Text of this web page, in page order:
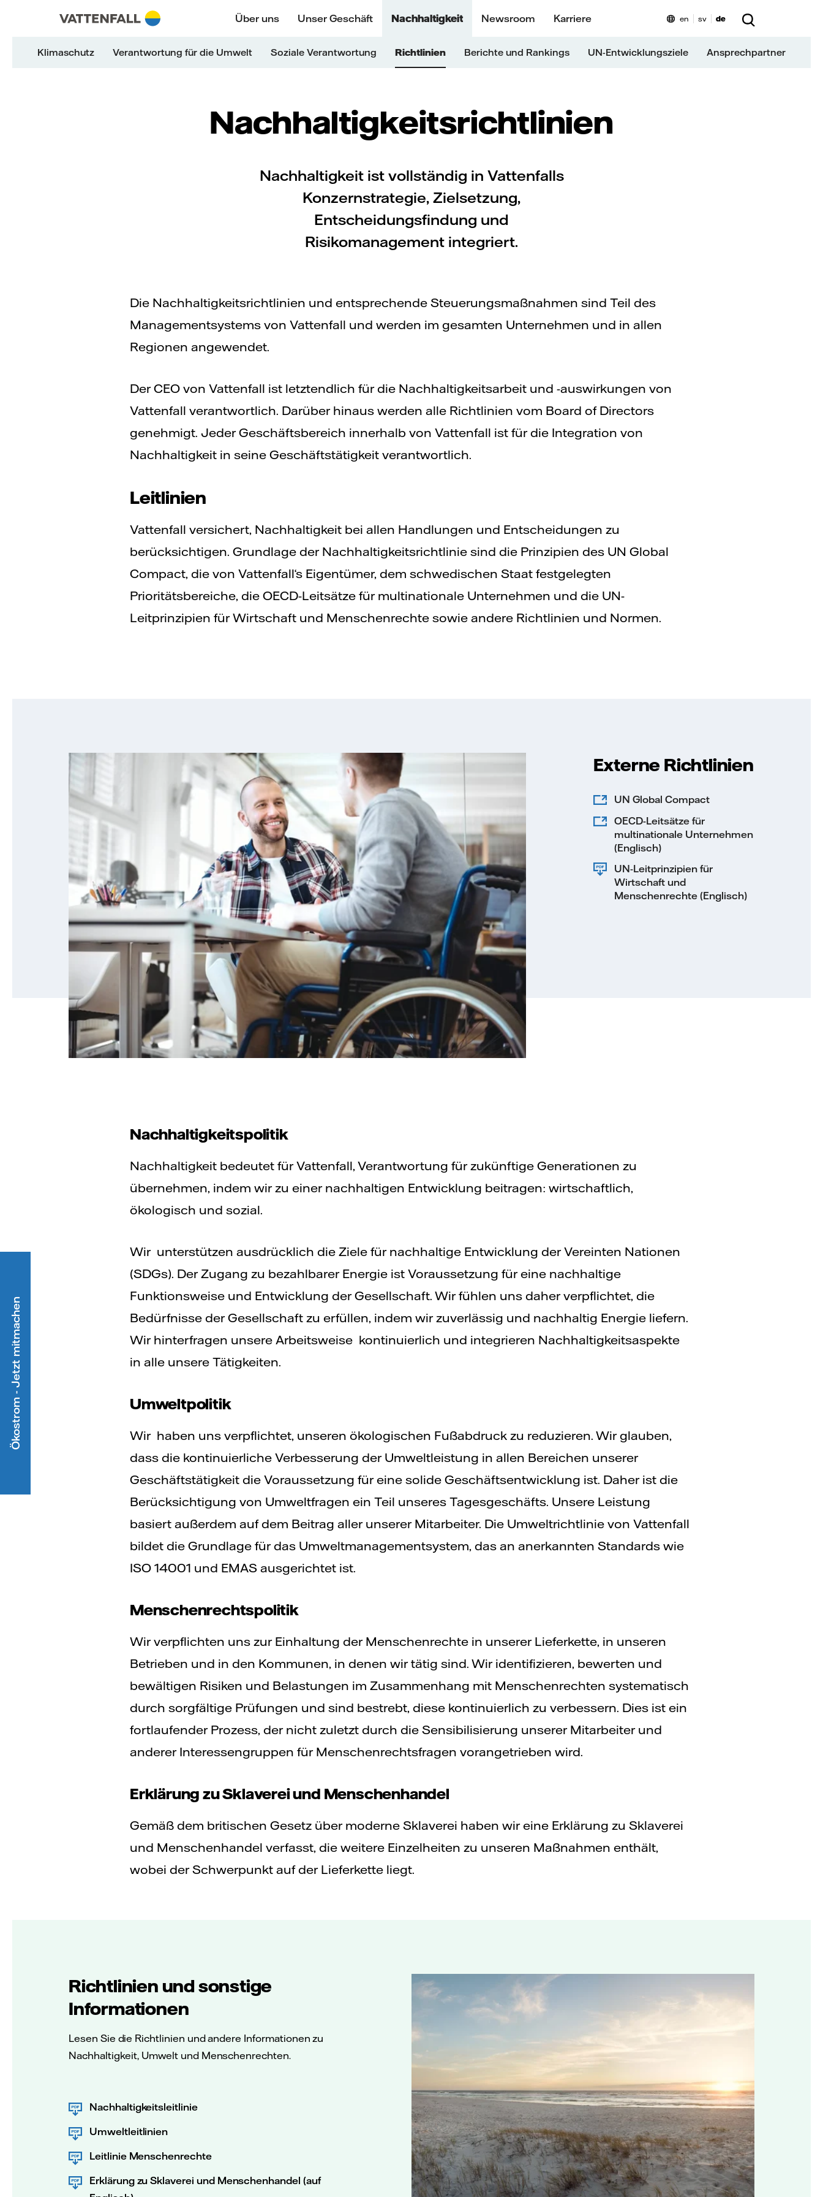
Überspringen
Zurück zur Hauptnavigation
Gehe zur Fußzeile Über uns Unser Geschäft Nachhaltigkeit Newsroom Karriere
Klimaschutz Verantwortung für die Umwelt Soziale Verantwortung Richtlinien Berichte und Rankings UN-Entwicklungsziele Ansprechpartner
en sv de
Nachhaltigkeitsrichtlinien
Nachhaltigkeit ist vollständig in Vattenfalls
Konzernstrategie, Zielsetzung,
Entscheidungsfindung und
Risikomanagement integriert.
Die Nachhaltigkeitsrichtlinien und entsprechende Steuerungsmaßnahmen sind Teil des
Managementsystems von Vattenfall und werden im gesamten Unternehmen und in allen
Regionen angewendet.
Der CEO von Vattenfall ist letztendlich für die Nachhaltigkeitsarbeit und -auswirkungen von
Vattenfall verantwortlich. Darüber hinaus werden alle Richtlinien vom Board of Directors
genehmigt. Jeder Geschäftsbereich innerhalb von Vattenfall ist für die Integration von
Nachhaltigkeit in seine Geschäftstätigkeit verantwortlich.
Leitlinien
Vattenfall versichert, Nachhaltigkeit bei allen Handlungen und Entscheidungen zu
berücksichtigen. Grundlage der Nachhaltigkeitsrichtlinie sind die Prinzipien des UN Global
Compact, die von Vattenfall‘s Eigentümer, dem schwedischen Staat festgelegten
Prioritätsbereiche, die OECD-Leitsätze für multinationale Unternehmen und die UN-
Leitprinzipien für Wirtschaft und Menschenrechte sowie andere Richtlinien und Normen.
Externe Richtlinien
UN Global Compact
OECD-Leitsätze für
multinationale Unternehmen
(Englisch)
UN-Leitprinzipien für
Wirtschaft und
Menschenrechte (Englisch)
Nachhaltigkeitspolitik
Nachhaltigkeit bedeutet für Vattenfall, Verantwortung für zukünftige Generationen zu
übernehmen, indem wir zu einer nachhaltigen Entwicklung beitragen: wirtschaftlich,
ökologisch und sozial.
Wir unterstützen ausdrücklich die Ziele für nachhaltige Entwicklung der Vereinten Nationen
(SDGs). Der Zugang zu bezahlbarer Energie ist Voraussetzung für eine nachhaltige
Funktionsweise und Entwicklung der Gesellschaft. Wir fühlen uns daher verpflichtet, die
Bedürfnisse der Gesellschaft zu erfüllen, indem wir zuverlässig und nachhaltig Energie liefern.
Wir hinterfragen unsere Arbeitsweise kontinuierlich und integrieren Nachhaltigkeitsaspekte
in alle unsere Tätigkeiten.
Umweltpolitik
Wir haben uns verpflichtet, unseren ökologischen Fußabdruck zu reduzieren. Wir glauben,
dass die kontinuierliche Verbesserung der Umweltleistung in allen Bereichen unserer
Geschäftstätigkeit die Voraussetzung für eine solide Geschäftsentwicklung ist. Daher ist die
Berücksichtigung von Umweltfragen ein Teil unseres Tagesgeschäfts. Unsere Leistung
basiert außerdem auf dem Beitrag aller unserer Mitarbeiter. Die Umweltrichtlinie von Vattenfall
bildet die Grundlage für das Umweltmanagementsystem, das an anerkannten Standards wie
ISO 14001 und EMAS ausgerichtet ist.
Menschenrechtspolitik
Wir verpflichten uns zur Einhaltung der Menschenrechte in unserer Lieferkette, in unseren
Betrieben und in den Kommunen, in denen wir tätig sind. Wir identifizieren, bewerten und
bewältigen Risiken und Belastungen im Zusammenhang mit Menschenrechten systematisch
durch sorgfältige Prüfungen und sind bestrebt, diese kontinuierlich zu verbessern. Dies ist ein
fortlaufender Prozess, der nicht zuletzt durch die Sensibilisierung unserer Mitarbeiter und
anderer Interessengruppen für Menschenrechtsfragen vorangetrieben wird.
Erklärung zu Sklaverei und Menschenhandel
Gemäß dem britischen Gesetz über moderne Sklaverei haben wir eine Erklärung zu Sklaverei
und Menschenhandel verfasst, die weitere Einzelheiten zu unseren Maßnahmen enthält,
wobei der Schwerpunkt auf der Lieferkette liegt.
Richtlinien und sonstige
Informationen
Lesen Sie die Richtlinien und andere Informationen zu
Nachhaltigkeit, Umwelt und Menschenrechten.
Nachhaltigkeitsleitlinie
Umweltleitlinien
Leitlinie Menschenrechte
Erklärung zu Sklaverei und Menschenhandel (auf
Ökostrom - Jetzt mitmachen
Zurück zur Hauptnavigation